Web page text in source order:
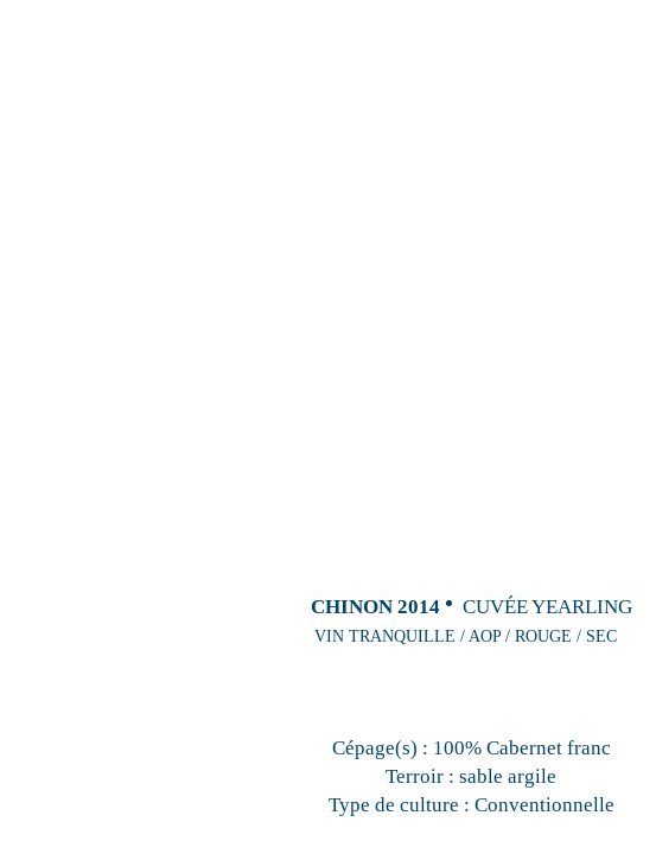
CHINON 2014 CUVÉE YEARLING
VIN TRANQUILLE / AOP / ROUGE / SEC
Cépage(s) : 100% Cabernet franc
Terroir : sable argile
Type de culture : Conventionnelle